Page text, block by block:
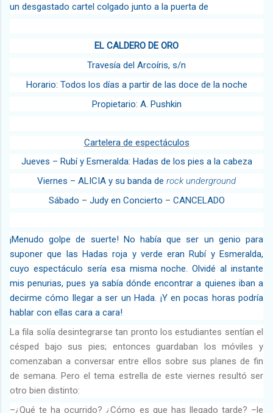
un desgastado cartel colgado junto a la puerta de
EL CALDERO DE ORO
Travesía del Arcoíris, s/n
Horario: Todos los días a partir de las doce de la noche
Propietario: A. Pushkin
Cartelera de espectáculos
Jueves – Rubí y Esmeralda: Hadas de los pies a la cabeza
Viernes – ALICIA y su banda de rock underground
Sábado – Judy en Concierto – CANCELADO
¡Menudo golpe de suerte! No había que ser un genio para
suponer que las Hadas roja y verde eran Rubí y Esmeralda,
cuyo espectáculo sería esa misma noche. Olvidé al instante
mis penurias, pues ya sabía dónde encontrar a quienes iban a
decirme cómo llegar a ser un Hada. ¡Y en pocas horas podría
hablar con ellas cara a cara!
La fila solía desintegrarse tan pronto los estudiantes sentían el
césped bajo sus pies; entonces guardaban los móviles y
comenzaban a conversar entre ellos sobre sus planes de fin
de semana. Pero el tema estrella de este viernes resultó ser
otro bien distinto:
–¿Qué te ha ocurrido? ¿Cómo es que has llegado tarde? –le